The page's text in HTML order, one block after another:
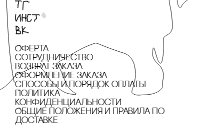
Оферта
сотрудничество
Возврат заказа
Оформление заказа
cпособы и порядок оплаты
Политика
конфиденциальности
Общие положения и правила по
доставке